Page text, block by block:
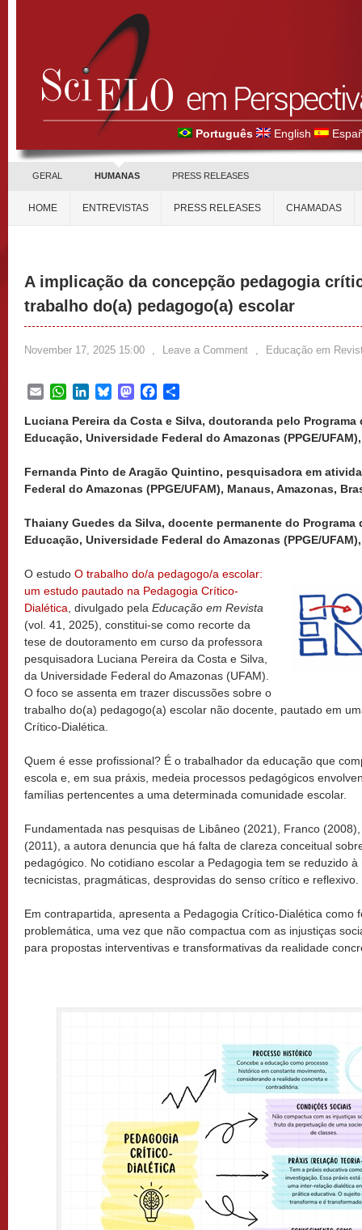
Português English
GERAL HUMANAS PRESS RELEASES
HOME ENTREVISTAS PRESS RELEASES CHAMADAS
A implicação da concepção pedagogia
trabalho do(a) pedagogo(a) escolar
November 17, 2025 15:00 , Leave a Comment , Educação em
EmailWhatsApp
LinkedInBlueskyMastodonFacebook
Luciana Pereira da Costa e Silva, doutoranda pelo Programa
Educação, Universidade Federal do Amazonas (PPGE/
Fernanda Pinto de Aragão Quintino, pesquisadora em
Federal do Amazonas (PPGE/UFAM), Manaus, Amazonas,
Thaiany Guedes da Silva, docente permanente do Programa
Educação, Universidade Federal do Amazonas (PPGE/
O estudo O trabalho do/a pedagogo/a escolar:
um estudo pautado na Pedagogia Crítico-
Dialética , divulgado pela Educação em Revista
(vol. 41, 2025), constitui-se como recorte da
tese de doutoramento em curso da professora
pesquisadora Luciana Pereira da Costa e Silva,
da Universidade Federal do Amazonas (UFAM).
O foco se assenta em trazer discussões sobre o
trabalho do(a) pedagogo(a) escolar não docente, pautado em
Crítico-Dialética.
Quem é esse profissional? É o trabalhador da educação que
escola e, em sua práxis, medeia processos pedagógicos
famílias pertencentes a uma determinada comunidade escolar.
Fundamentada nas pesquisas de Libâneo (2021), Franco
(2011), a autora denuncia que há falta de clareza conceitual
pedagógico. No cotidiano escolar a Pedagogia tem se reduzido
tecnicistas, pragmáticas, desprovidas do senso crítico e reflexivo.
Em contrapartida, apresenta a Pedagogia Crítico-Dialética como
problemática, uma vez que não compactua com as injustiças
para propostas interventivas e transformativas da realidade